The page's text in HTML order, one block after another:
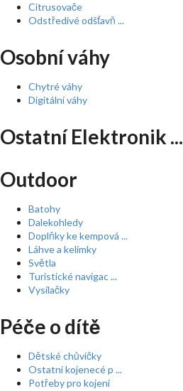
Citrusovače
Odstředivé odšťavň ...
Osobní váhy
Chytré váhy
Digitální váhy
Ostatní Elektronik ...
Outdoor
Batohy
Dalekohledy
Doplňky ke kempová ...
Láhve a kelímky
Světla
Turistické navigac ...
Vysílačky
Péče o dítě
Dětské chůvičky
Ostatní kojenecé p ...
Potřeby pro kojení